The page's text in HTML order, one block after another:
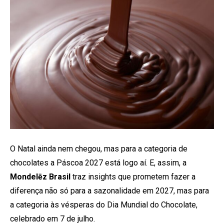
O Natal ainda nem chegou, mas para a categoria de
chocolates a Páscoa 2027 está logo aí. E, assim, a
Mondelēz Brasil traz insights que prometem fazer a
diferença não só para a sazonalidade em 2027, mas para
a categoria às vésperas do Dia Mundial do Chocolate,
celebrado em 7 de julho.